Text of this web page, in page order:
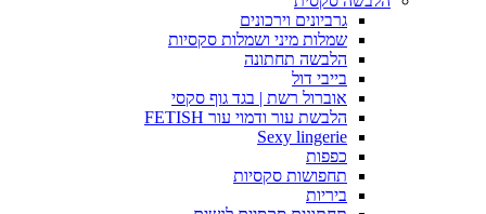
גרביונים וירכונים
שמלות מיני ושמלות סקסיות
הלבשה תחתונה
בייבי דול
אוברול רשת | בגד גוף סקסי
הלבשת עור ודמוי עור FETISH
Sexy lingerie
כפפות
תחפושות סקסיות
ביריות